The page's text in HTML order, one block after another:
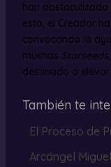
han
esto, el Creador
convocando la
muchas Starseeds
destinado a
También te
El Proceso de
Arcángel